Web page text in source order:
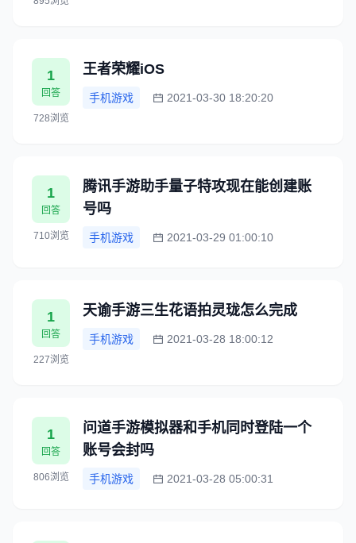
1
回答
728浏览
王者荣耀iOS
手机游戏 2021-03-30 18:20:20
1
回答
710浏览
腾讯手游助手量子特攻现在能创建账
号吗
手机游戏 2021-03-29 01:00:10
1
回答
227浏览
天谕手游三生花语拍灵珑怎么完成
手机游戏 2021-03-28 18:00:12
1
回答
806浏览
问道手游模拟器和手机同时登陆一个
账号会封吗
手机游戏 2021-03-28 05:00:31